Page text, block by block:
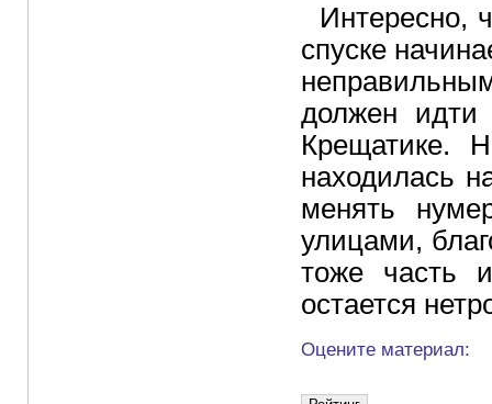
Интересно,
спуске
должен идти
Крещатике.
находилась
менять
улицами,
тоже часть
остается
Оцените материал: